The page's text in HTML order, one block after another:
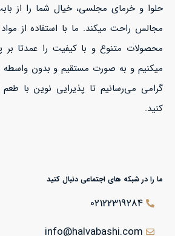
حلوا و خرمای مجلسی، خیال شما را از
مجالس راحت میکند. ما با استفاده از
محصولات متنوع و با کیفیت را عمدتا بر
میکنیم و به صورت مستقیم و بدون
گرامی می‌رسانیم تا پذیرایی نوین با
کنید.
ما را در شبکه های اجتماعی دنبال کنید
02122319284
info@halvabashi.com